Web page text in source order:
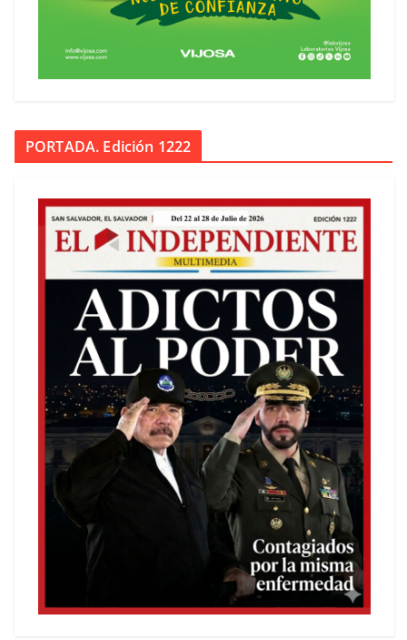
PORTADA. Edición 1222